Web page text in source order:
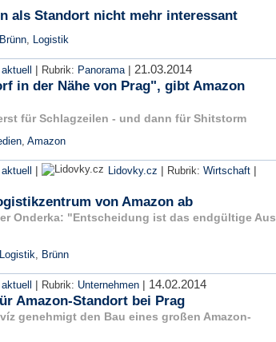
als Standort nicht mehr interessant
Brünn, Logistik
| Rubrik: Panorama | 21.03.2014
in der Nähe von Prag", gibt Amazon
für Schlagzeilen - und dann für Shitstorm
, Amazon
| Lidovky.cz | Rubrik: Wirtschaft |
von Amazon ab
Onderka: "Entscheidung ist das endgültige Aus
Logistik Brünn
| Rubrik: Unternehmen | 14.02.2014
Amazon-Standort bei Prag
genehmigt den Bau eines großen Amazon-